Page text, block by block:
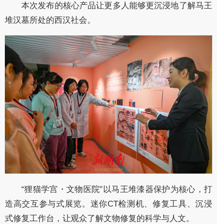
本次发布的核心产品让更多人能够更沉浸地了解马王
堆汉墓所处的西汉社会。
“狸猫学宫・文物医院”以马王堆漆器保护为核心，打
造高交互参与式展览。迷你CT检测机、修复工具、沉浸
式修复工作台，让观众了解文物修复的科学与人文。